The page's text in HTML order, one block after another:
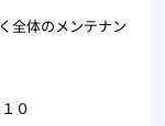
全体のメンテナン
０